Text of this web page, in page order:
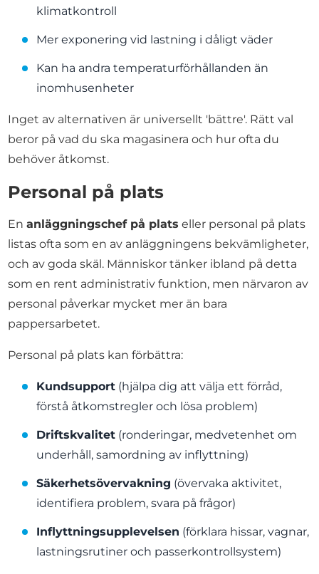
klimatkontroll
Mer exponering vid lastning i dåligt väder
Kan ha andra temperaturförhållanden än
inomhusenheter
Inget av alternativen är universellt 'bättre'. Rätt val
beror på vad du ska magasinera och hur ofta du
behöver åtkomst.
Personal på plats
Enanläggningschef på plats eller personal på plats
listas ofta som en av anläggningens bekvämligheter,
och av goda skäl. Människor tänker ibland på detta
som en rent administrativ funktion, men närvaron av
personal påverkar mycket mer än bara
pappersarbetet.
Personal på plats kan förbättra:
Kundsupport (hjälpa dig att välja ett förråd,
förstå åtkomstregler och lösa problem)
Driftskvalitet (ronderingar, medvetenhet om
underhåll, samordning av inflyttning)
Säkerhetsövervakning (övervaka aktivitet,
identifiera problem, svara på frågor)
Inflyttningsupplevelsen (förklara hissar, vagnar,
lastningsrutiner och passerkontrollsystem)